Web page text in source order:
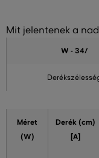
Mit jelentenek a
W - 34/
Méret
(W)
Derék (cm)
[A]